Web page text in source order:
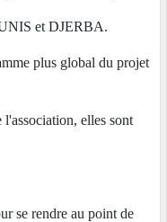
et DJERBA.
plus global du projet
elles sont
se rendre au point de